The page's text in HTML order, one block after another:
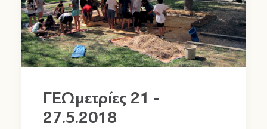
ΓΕΩμετρίες 21 -
27.5.2018